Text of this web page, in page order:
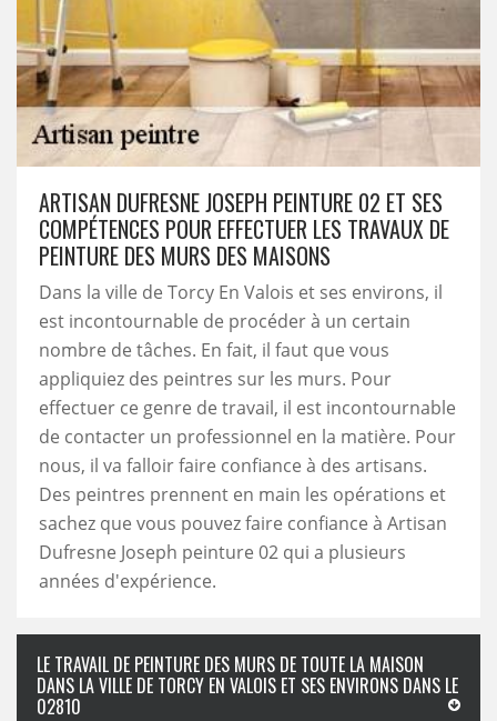
ARTISAN DUFRESNE JOSEPH PEINTURE 02 ET SES
COMPÉTENCES POUR EFFECTUER LES TRAVAUX DE
PEINTURE DES MURS DES MAISONS
Dans la ville de Torcy En Valois et ses environs, il
est incontournable de procéder à un certain
nombre de tâches. En fait, il faut que vous
appliquiez des peintres sur les murs. Pour
effectuer ce genre de travail, il est incontournable
de contacter un professionnel en la matière. Pour
nous, il va falloir faire confiance à des artisans.
Des peintres prennent en main les opérations et
sachez que vous pouvez faire confiance à Artisan
Dufresne Joseph peinture 02 qui a plusieurs
années d'expérience.
LE TRAVAIL DE PEINTURE DES MURS DE TOUTE LA MAISON
DANS LA VILLE DE TORCY EN VALOIS ET SES ENVIRONS DANS LE
02810